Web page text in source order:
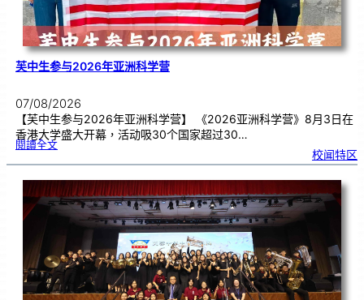
芙中生参与2026年亚洲科学营
07/08/2026
【芙中生参与2026年亚洲科学营】 《2026亚洲科学营》8月3日在
香港大学盛大开幕，活动吸30个国家超过30…
閱讀全文:芙
参
2
0
2
6
年
亚
洲科
校闻特区